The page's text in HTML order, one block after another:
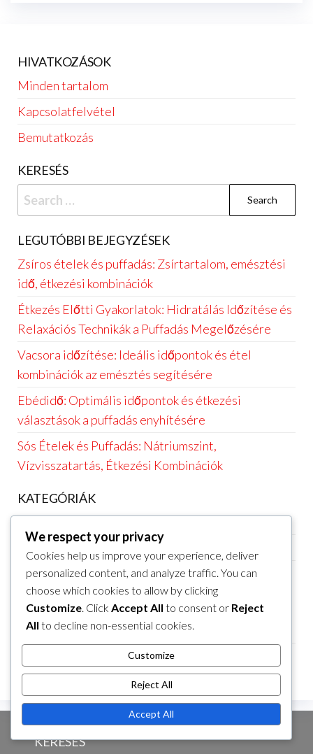
HIVATKOZÁSOK
Minden tartalom
Kapcsolatfelvétel
Bemutatkozás
KERESÉS
Search
for:
LEGUTÓBBI BEJEGYZÉSEK
Zsíros ételek és puffadás: Zsírtartalom, emésztési
idő, étkezési kombinációk
Étkezés Előtti Gyakorlatok: Hidratálás Időzítése és
Relaxációs Technikák a Puffadás Megelőzésére
Vacsora időzítése: Ideális időpontok és étel
kombinációk az emésztés segítésére
Ebédidő: Optimális időpontok és étkezési
választások a puffadás enyhítésére
Sós Ételek és Puffadás: Nátriumszint,
Vízvisszatartás, Étkezési Kombinációk
KATEGÓRIÁK
Étkezési időzítés puffadás esetén étkezések után
Étvágytalanság utáni puffadás enyhítési stratégiái
ARCHÍVUM
March 2026
KERESÉS
We respect your privacy
Cookies help us improve your experience, deliver
personalized content, and analyze traffic. You can
choose which cookies to allow by clicking
Customize. Click Accept All to consent or Reject
All to decline non-essential cookies.
Customize
Reject All
Accept All